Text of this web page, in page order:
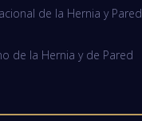
de la Hernia y Pared
de la Hernia y de Pared